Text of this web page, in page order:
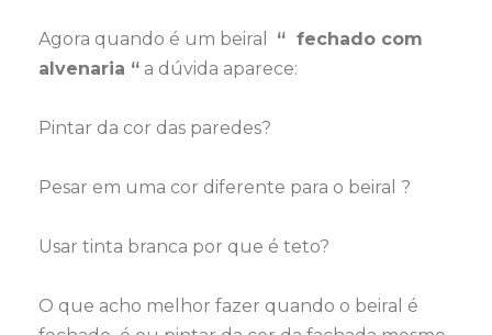
Agora quando é um beiral “ fechado com
alvenaria “ a dúvida aparece:
Pintar da cor das paredes?
Pesar em uma cor diferente para o beiral ?
Usar tinta branca por que é teto?
O que acho melhor fazer quando o beiral é